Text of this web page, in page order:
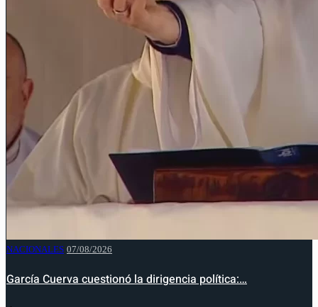
NACIONALES 07/08/2026
García Cuerva cuestionó la dirigencia política:…